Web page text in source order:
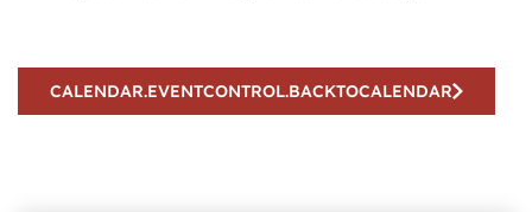
CALENDAR.EVENTCONTROL.BACKTOCALENDAR